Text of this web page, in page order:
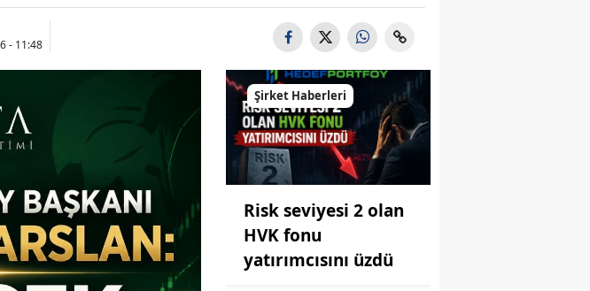
- 11:48
Şirket Haberleri
Risk seviyesi 2 olan
HVK fonu
yatırımcısını üzdü